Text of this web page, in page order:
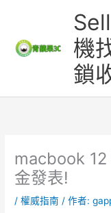
機
鎖
macbook
金發表!
/權威指南 / 作者: